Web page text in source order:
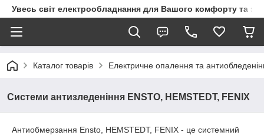
Увесь світ електрообладнання для Вашого комфорту та
Каталог товарів Електричне опалення та
Системи антизледеніння ENSTO, HEMSTEDT, FENIX
Антиобмерзання Ensto, HEMSTEDT, FENIX - це системний